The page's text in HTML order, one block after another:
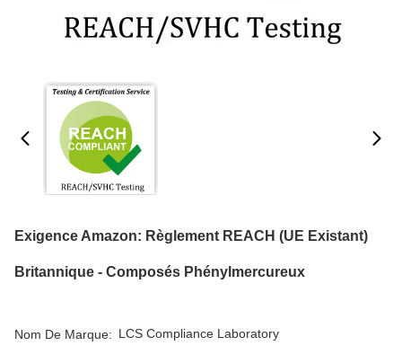
Exigence Amazon: Règlement REACH (UE Existant)
Britannique - Composés Phénylmercureux
Nom De Marque: LCS Compliance Laboratory